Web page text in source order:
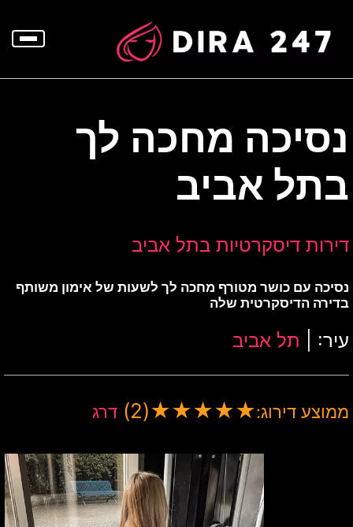
נסיכה מחכה לך
בתל אביב
דירות דיסקרטיות בתל אביב
נסיכה עם כושר מטורף מחכה לך לשעות של אימון משותף
בדירה הדיסקרטית שלה
עיר: | תל אביב
ממוצע דירוג:★
★
★
★
★
(2) דרג